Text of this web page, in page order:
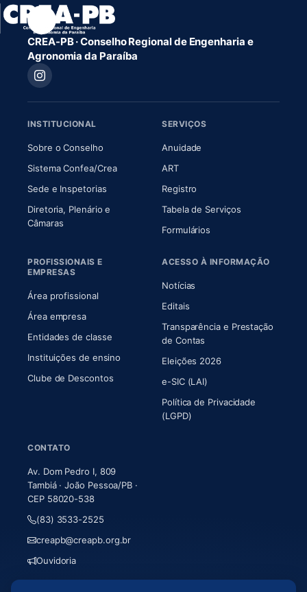
CREA-PB · Conselho Regional de Engenharia e
Agronomia da Paraíba
INSTITUCIONAL
Sobre o Conselho(abre em nova aba)
Sistema Confea/Crea(abre em nova aba)
Sede e Inspetorias
Diretoria, Plenário e
Câmaras(abre em nova aba)
SERVIÇOS
Anuidade
ART(abre em nova aba)
Registro
Tabela de Serviços
Formulários
PROFISSIONAIS E
EMPRESAS
Área profissional
Área empresa
Entidades de classe
Instituições de ensino
Clube de Descontos
ACESSO À INFORMAÇÃO
Notícias
Editais
Transparência e Prestação
de Contas
Eleições 2026
e-SIC (LAI)
Política de Privacidade
(LGPD)
CONTATO
Av. Dom Pedro I, 809
Tambiá · João Pessoa/PB ·
CEP 58020-538
(83) 3533-2525
creapb@creapb.org.br
Ouvidoria